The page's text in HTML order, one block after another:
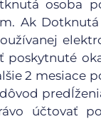
osoba
Ak
poskytnuté
2 mesiace
účtovať